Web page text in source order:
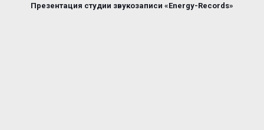
Презентация студии звукозаписи «Energy-Records»